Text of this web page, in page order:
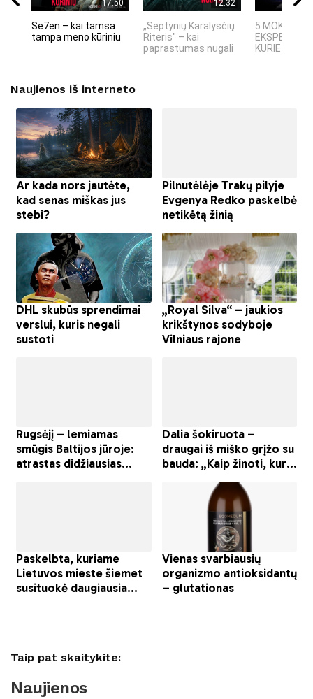
17:50
Se7en – kai tamsa
tampa meno kūriniu
12:32
„Septynių Karalysčių
Riteris" – kai
paprastumas nugali
5 MOKSLINIAI
KURIE
Naujienos iš interneto
Taip pat skaitykite:
Naujienos